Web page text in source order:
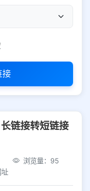
接
链接转短链接
浏览量：95
址